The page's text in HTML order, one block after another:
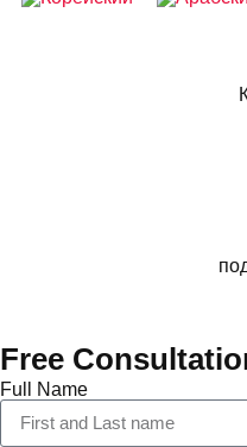
Free
Full Name